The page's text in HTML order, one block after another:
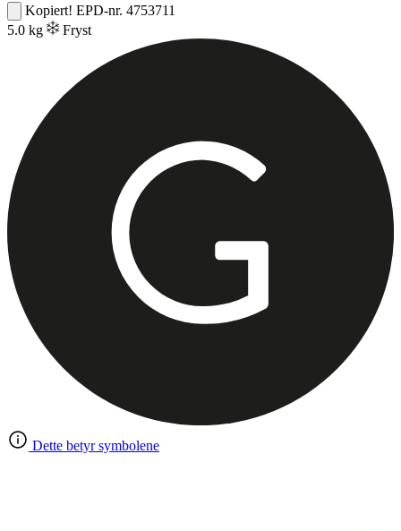
Kopiert! EPD-nr. 4753711
5.0 kg
Fryst
Dette betyr symbolene